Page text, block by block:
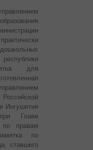
для
Ингушетия
Главе
по правам
по
ставшего